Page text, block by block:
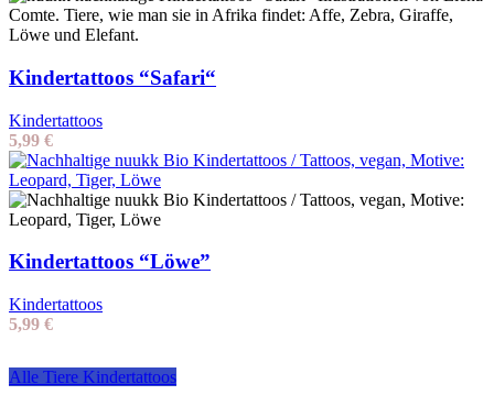
Kindertattoos “Safari“
Kindertattoos
5,99 €
Kindertattoos “Löwe”
Kindertattoos
5,99 €
Alle Tiere Kindertattoos